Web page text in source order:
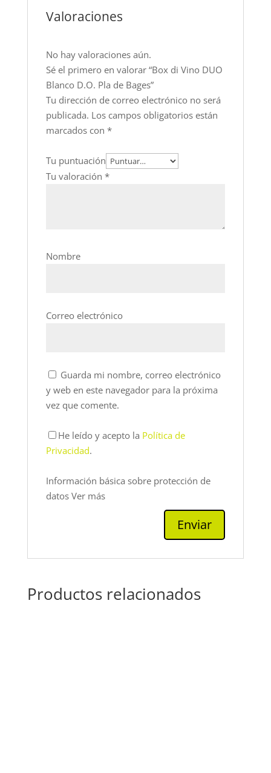
Valoraciones
No hay valoraciones aún.
Sé el primero en valorar “Box di Vino DUO
Blanco D.O. Pla de Bages”
Tu dirección de correo electrónico no será
publicada. Los campos obligatorios están
marcados con *
Tu puntuación
Tu valoración *
Nombre
Correo electrónico
Guarda mi nombre, correo electrónico
y web en este navegador para la próxima
vez que comente.
He leído y acepto la Política de
Privacidad.
Información básica sobre protección de
datos Ver más
Productos relacionados